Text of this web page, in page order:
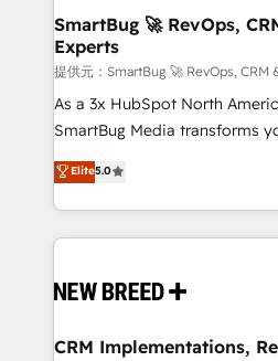
We are built for the work.
を、CRMを軸とした全社共通基
思決定者・PMO・現場担当者に並
HubSpot導入・活用支援 顧客デ
GTMの見える化・自動化まで
タ品質設計、グループ横断の
の一部をAIが自律実行する組織
Breeze・Claude等をHubSpot
革を、構想から実装・定着まで
の統合・浸透・変革管理を実行します。 ▸
SmartBug 🚀 RevOps,
Experts
提供元：SmartBug 🚀 RevOps, CRM
As a 3x HubSpot North
SmartBug Media transforms
into a revenue engine. Our
includes specialized divisions
Software) and Point Success
making this the official home
and system integrations
trainers to drive platform adoption. 📈
Elite5.0
CRM Implementations,